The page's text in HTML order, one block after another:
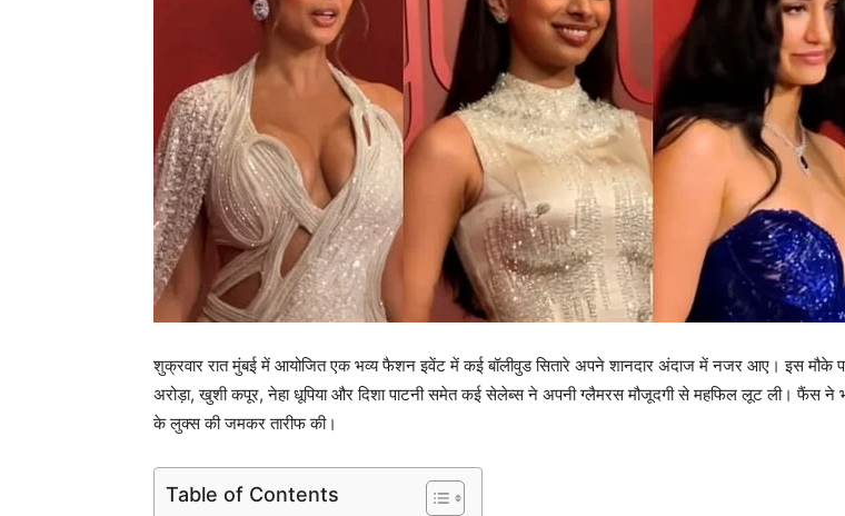
शुक्रवार रात मुंबई में आयोजित एक भव्य फैशन इवेंट में कई बॉलीवुड सितारे अपने शानदार अंदाज में नजर आए। इस मौके
अरोड़ा, खुशी कपूर, नेहा धूपिया और दिशा पाटनी समेत कई सेलेब्स ने अपनी ग्लैमरस मौजूदगी से महफिल लूट ली। फैंस ने
के लुक्स की जमकर तारीफ की।
Table of Contents